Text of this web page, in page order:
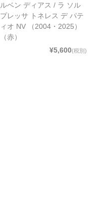
ルベン ディアス / ラ ソル
プレッサ トネレス デ パテ
ィオ NV （2004・2025）
（赤）
¥5,600(税別)